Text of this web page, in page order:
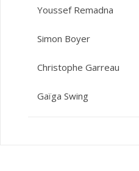
Youssef Remadna
Simon Boyer
Christophe Garreau
Gaïga Swing